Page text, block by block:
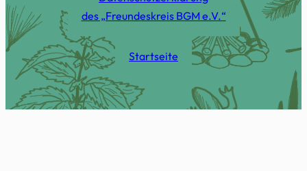
des „Freundeskreis BGM e.V.“
Startseite